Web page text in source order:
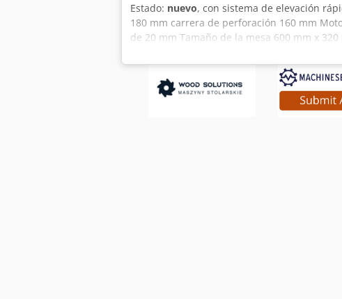
Estado: nuevo, con sistema de elevación
180 mm carrera de perforación 160 mm
de 20 mm Tamaño de la mesa 600 mm x
motor de 2 etapas 1400/2800 rpm En lugar
perforación con 4 filas de agujeros
sujeción n.º A250055